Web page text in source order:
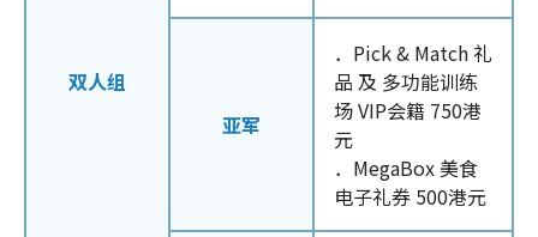
双人组
亚军
．Pick & Match 礼
品 及 多功能训练
场 VIP会籍 750港
元
．MegaBox 美食
电子礼券 500港元